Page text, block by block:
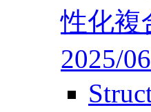
性化複
2025/